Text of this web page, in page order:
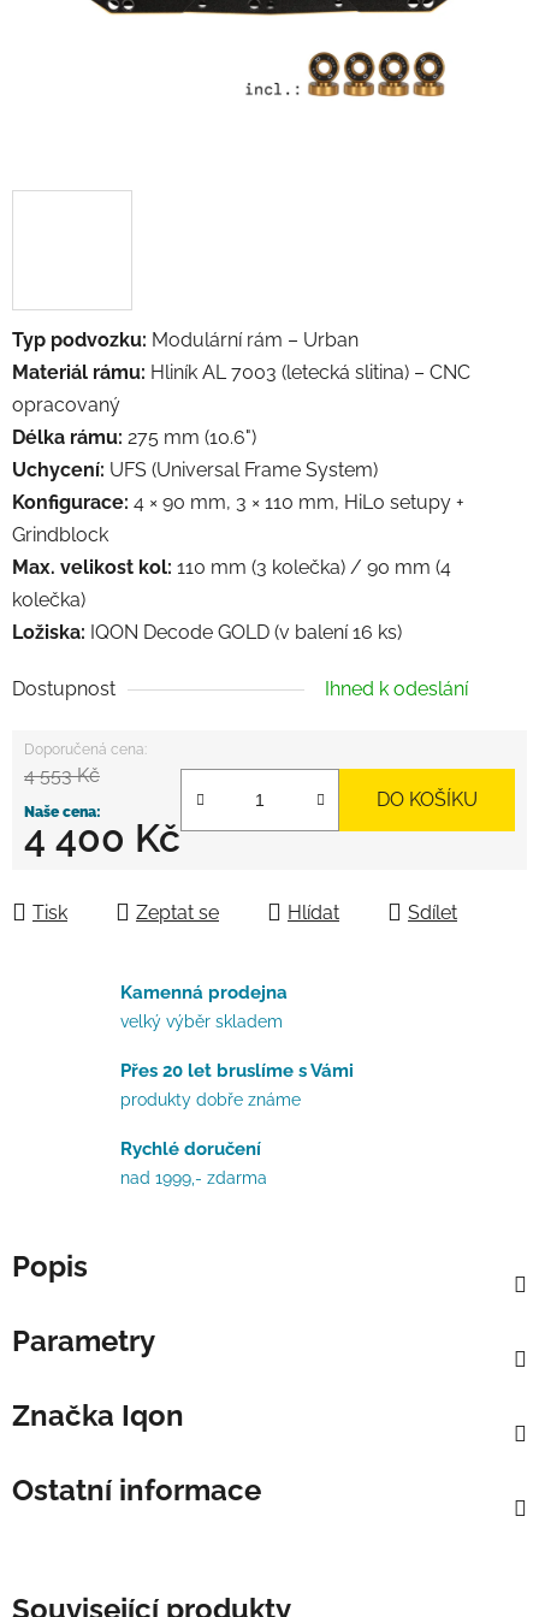
Typ podvozku: Modulární rám – Urban
Materiál rámu: Hliník AL 7003 (letecká slitina) – CNC
opracovaný
Délka rámu: 275 mm (10.6")
Uchycení: UFS (Universal Frame System)
Konfigurace: 4 × 90 mm, 3 × 110 mm, HiLo setupy +
Grindblock
Max. velikost kol: 110 mm (3 kolečka) / 90 mm (4
kolečka)
Ložiska: IQON Decode GOLD (v balení 16 ks)
Dostupnost Ihned k odeslání
4 553 Kč
4 400 Kč
DO KOŠÍKU
Tisk Zeptat se Hlídat Sdílet
Kamenná prodejna
velký výběr skladem
Přes 20 let bruslíme s Vámi
produkty dobře známe
Rychlé doručení
nad 1999,- zdarma
Popis
Parametry
Značka Iqon
Ostatní informace
Související produkty